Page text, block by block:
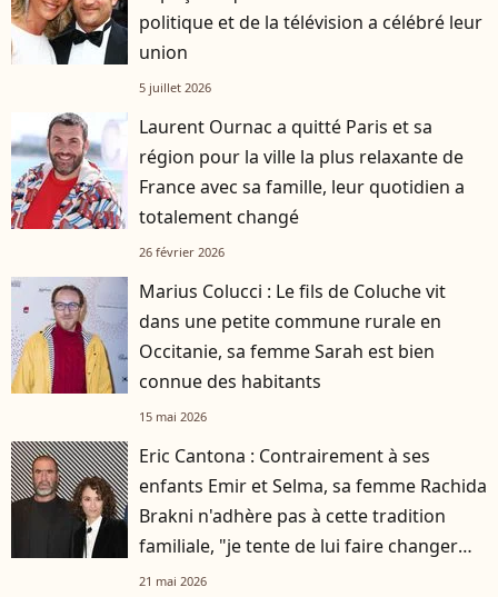
politique et de la télévision a célébré leur
union
5 juillet 2026
Laurent Ournac a quitté Paris et sa
région pour la ville la plus relaxante de
France avec sa famille, leur quotidien a
totalement changé
26 février 2026
Marius Colucci : Le fils de Coluche vit
dans une petite commune rurale en
Occitanie, sa femme Sarah est bien
connue des habitants
15 mai 2026
Eric Cantona : Contrairement à ses
enfants Emir et Selma, sa femme Rachida
Brakni n'adhère pas à cette tradition
familiale, "je tente de lui faire changer
d'avis"
21 mai 2026